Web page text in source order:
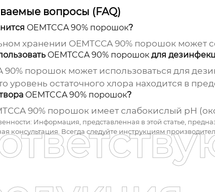
вопросы (FAQ)
OEMTCCA 90% порошок?
хранении OEMTCCA 90% порошокможет
OEMTCCA 90% порошокдля
90% порошокможет использоваться для
уровень остаточного хлора находится в
OEMTCCA 90% порошок?
90% порошокимеет слабокислый pH
Информация, представленная в этой статье,
консультация. Всегда следуйте инструкциям